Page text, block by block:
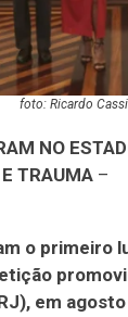
foto: Ricardo
NO
TRAUMA –
o primeiro
em